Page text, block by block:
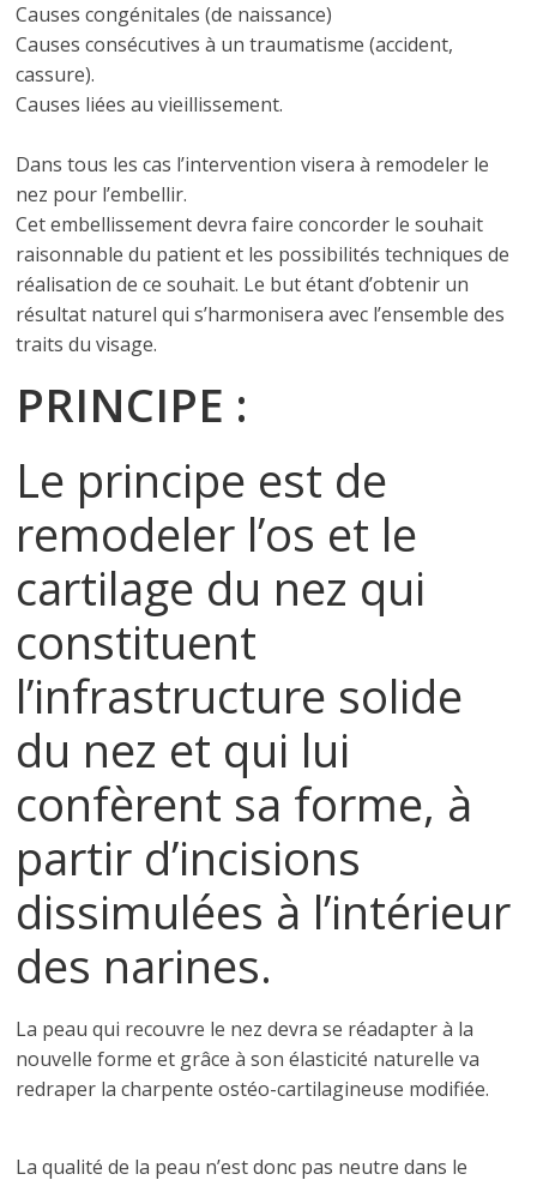
Causes congénitales (de naissance)
Causes consécutives à un traumatisme (accident,
cassure).
Causes liées au vieillissement.
Dans tous les cas l’intervention visera à remodeler le
nez pour l’embellir.
Cet embellissement devra faire concorder le souhait
raisonnable du patient et les possibilités techniques de
réalisation de ce souhait. Le but étant d’obtenir un
résultat naturel qui s’harmonisera avec l’ensemble des
traits du visage.
PRINCIPE :
Le principe est de
remodeler l’os et le
cartilage du nez qui
constituent
l’infrastructure solide
du nez et qui lui
confèrent sa forme, à
partir d’incisions
dissimulées à l’intérieur
des narines.
La peau qui recouvre le nez devra se réadapter à la
nouvelle forme et grâce à son élasticité naturelle va
redraper la charpente ostéo-cartilagineuse modifiée.
La qualité de la peau n’est donc pas neutre dans le